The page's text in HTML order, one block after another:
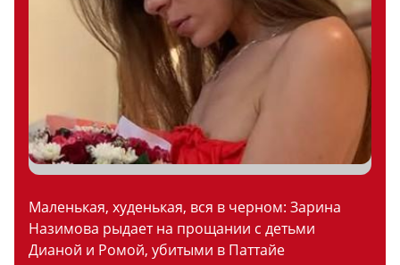
Маленькая, худенькая, вся в черном: Зарина
Назимова рыдает на прощании с детьми
Дианой и Ромой, убитыми в Паттайе